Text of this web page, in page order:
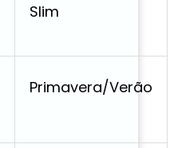
Slim
Primavera/Verão